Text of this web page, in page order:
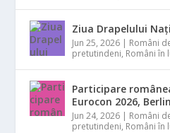
Ziua Drapelului
Jun 25, 2026 | Români
pretutindeni, Români în
Participare
Eurocon 2026, Berlin
Jun 24, 2026 | Români
pretutindeni, Români în